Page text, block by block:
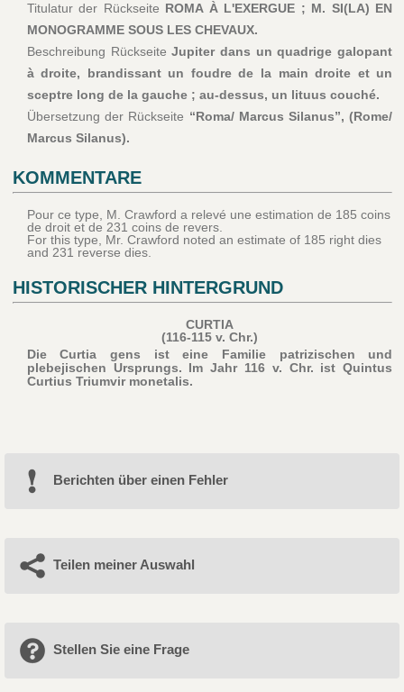
Titulatur der Rückseite ROMA À L'EXERGUE ; M. SI(LA) EN
MONOGRAMME SOUS LES CHEVAUX.
Beschreibung RückseiteJupiter dans un quadrige galopant
à droite, brandissant un foudre de la main droite et un
sceptre long de la gauche ; au-dessus, un lituus couché.
Übersetzung der Rückseite “Roma/ Marcus Silanus”, (Rome/
Marcus Silanus).
KOMMENTARE
Pour ce type, M. Crawford a relevé une estimation de 185 coins
de droit et de 231 coins de revers.
For this type, Mr. Crawford noted an estimate of 185 right dies
and 231 reverse dies.
HISTORISCHER HINTERGRUND
CURTIA
(116-115 v. Chr.)
Die Curtia gens ist eine Familie patrizischen und
plebejischen Ursprungs. Im Jahr 116 v. Chr. ist Quintus
Curtius Triumvir monetalis.
Berichten über einen Fehler
Teilen meiner Auswahl
Stellen Sie eine Frage